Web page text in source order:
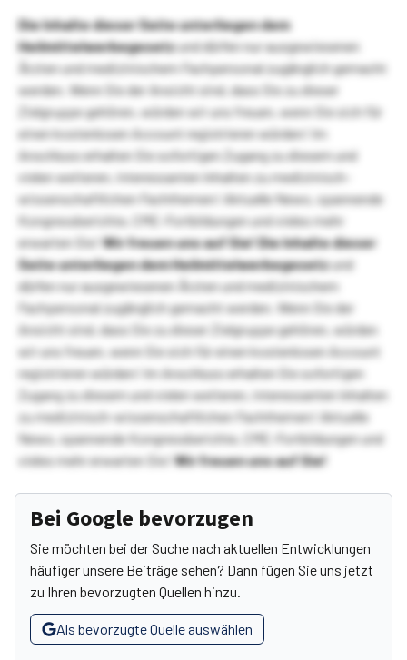
Die Inhalte dieser Seite unterliegen dem
Heilmittelwerbegesetzund dürfen nur ausgewiesenen
Ärzten und medizinischem Fachpersonal zugänglich gemacht
werden. Wenn Sie der Ansicht sind, dass Sie zu dieser
Zielgruppe gehören, würden wir uns freuen, wenn Sie sich für
einen kostenlosen Account registrieren würden! Im
Anschluss erhalten Sie sofortigen Zugang zu diesem und
vielen weiteren, interessanten Inhalten zu medizinisch-
wissenschaftlichen Fachthemen! Aktuelle News, spannende
Kongressberichte, CME-Fortbildungen und vieles mehr
erwarten Sie!Wir freuen uns auf Sie!Die Inhalte dieser
Seite unterliegen dem Heilmittelwerbegesetzund
dürfen nur ausgewiesenen Ärzten und medizinischem
Fachpersonal zugänglich gemacht werden. Wenn Sie der
Ansicht sind, dass Sie zu dieser Zielgruppe gehören, würden
wir uns freuen, wenn Sie sich für einen kostenlosen Account
registrieren würden! Im Anschluss erhalten Sie sofortigen
Zugang zu diesem und vielen weiteren, interessanten Inhalten
zu medizinisch-wissenschaftlichen Fachthemen! Aktuelle
News, spannende Kongressberichte, CME-Fortbildungen und
vieles mehr erwarten Sie!Wir freuen uns auf Sie!
Bei Google bevorzugen
Sie möchten bei der Suche nach aktuellen Entwicklungen
häufiger unsere Beiträge sehen? Dann fügen Sie uns jetzt
zu Ihren bevorzugten Quellen hinzu.
Als bevorzugte Quelle auswählen